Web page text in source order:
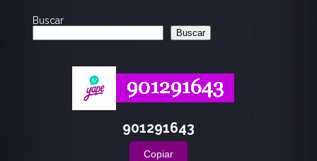
Buscar
Buscar
901291643
Copiar